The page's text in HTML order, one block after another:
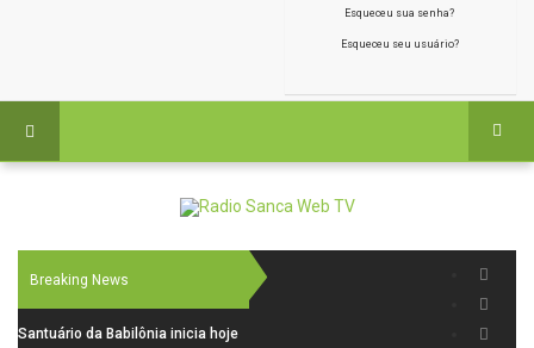
Esqueceu sua senha?
Esqueceu seu usuário?
Breaking News
Santuário da Babilônia inicia hoje